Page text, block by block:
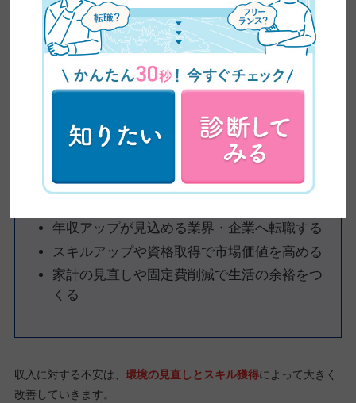
く、結婚やマイホーム、子育てといったライフイベントを考える
と、将来が見えないという危機感につながります。
特に30代や40代になると、家族構成の変化に伴い出費が増えるた
め、この問題は深刻化しがちです。
給料の低さが理由で辞めたいときの解決策
上司に昇格ラインや評価基準を確認し、改善
点を明確化する
年収アップが見込める業界・企業へ転職する
スキルアップや資格取得で市場価値を高める
家計の見直しや固定費削減で生活の余裕をつ
くる
収入に対する不安は、 環境の見直しとスキル獲得によって大きく
改善していきます。